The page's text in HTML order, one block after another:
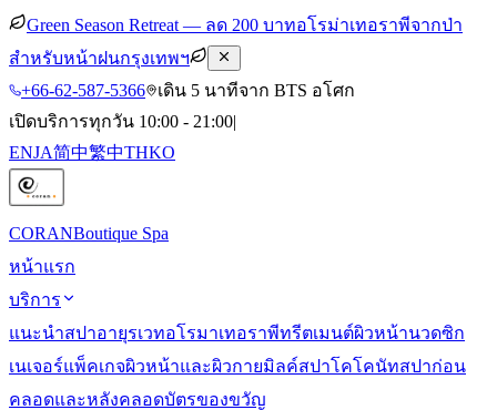
Green Season Retreat — ลด 200 บาทอโรม่าเทอราพีจากป่า
สำหรับหน้าฝนกรุงเทพฯ
+66-62-587-5366
เดิน 5 นาทีจาก BTS อโศก
เปิดบริการทุกวัน 10:00 - 21:00|
ENJA简中繁中THKO
CORANBoutique Spa
หน้าแรก
บริการ
แนะนำสปาอายุรเวทอโรมาเทอราพีทรีตเมนต์ผิวหน้านวดซิก
เนเจอร์แพ็คเกจผิวหน้าและผิวกายมิลค์สปาโคโคนัทสปาก่อน
คลอดและหลังคลอดบัตรของขวัญ